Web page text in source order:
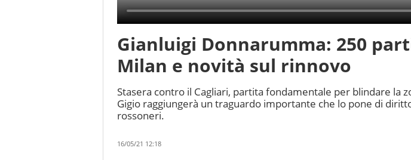
Gianluigi Donnarumma: 250
Milan e novità sul rinnovo
Stasera contro il Cagliari, partita fondamentale per blindare la
Gigio raggiungerà un traguardo importante che lo pone di
rossoneri.
16/05/21 12:18